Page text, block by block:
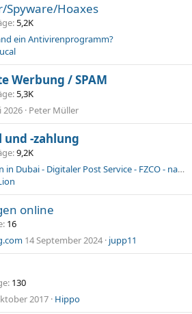
Spyware/Hoaxes
5,2K
ein Antivirenprogramm?
Werbung / SPAM
5,3K
2026 Peter Müller
-zahlung
9,2K
Vorsicht vor Firmen in Dubai - Digitaler Post Service - FZCO - nachsendung-post - dein-rundfunkbeitrag
online
16
14 September 2024 jupp11
130
2017 Hippo